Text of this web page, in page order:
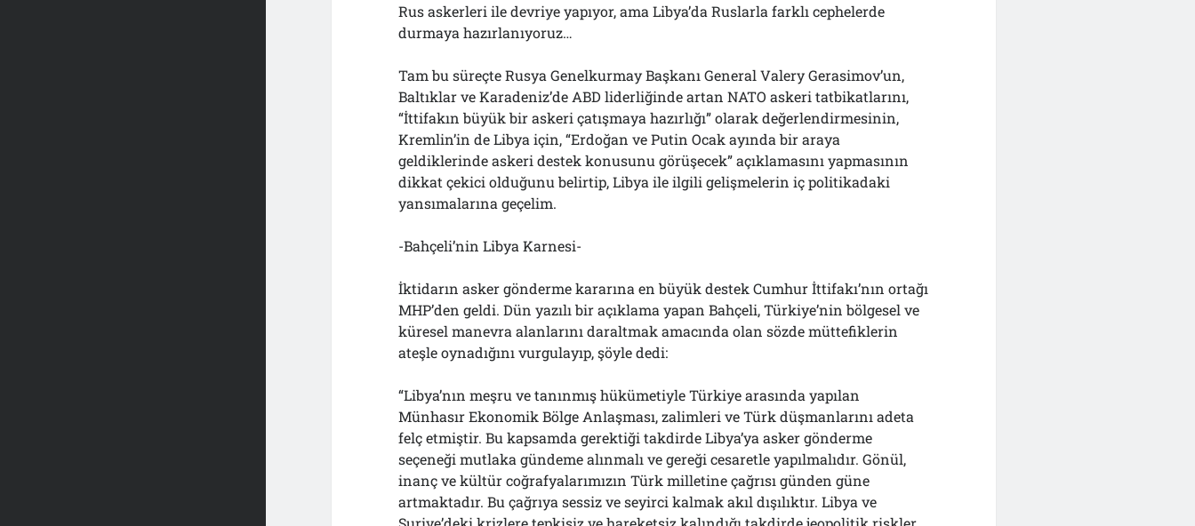
Rus askerleri ile devriye yapıyor, ama Libya’da Ruslarla farklı cephelerde
durmaya hazırlanıyoruz…
Tam bu süreçte Rusya Genelkurmay Başkanı General Valery Gerasimov’un,
Baltıklar ve Karadeniz’de ABD liderliğinde artan NATO askeri tatbikatlarını,
“İttifakın büyük bir askeri çatışmaya hazırlığı” olarak değerlendirmesinin,
Kremlin’in de Libya için, “Erdoğan ve Putin Ocak ayında bir araya
geldiklerinde askeri destek konusunu görüşecek” açıklamasını yapmasının
dikkat çekici olduğunu belirtip, Libya ile ilgili gelişmelerin iç politikadaki
yansımalarına geçelim.
-Bahçeli’nin Libya Karnesi-
İktidarın asker gönderme kararına en büyük destek Cumhur İttifakı’nın ortağı
MHP’den geldi. Dün yazılı bir açıklama yapan Bahçeli, Türkiye’nin bölgesel ve
küresel manevra alanlarını daraltmak amacında olan sözde müttefiklerin
ateşle oynadığını vurgulayıp, şöyle dedi:
“Libya’nın meşru ve tanınmış hükümetiyle Türkiye arasında yapılan
Münhasır Ekonomik Bölge Anlaşması, zalimleri ve Türk düşmanlarını adeta
felç etmiştir. Bu kapsamda gerektiği takdirde Libya’ya asker gönderme
seçeneği mutlaka gündeme alınmalı ve gereği cesaretle yapılmalıdır. Gönül,
inanç ve kültür coğrafyalarımızın Türk milletine çağrısı günden güne
artmaktadır. Bu çağrıya sessiz ve seyirci kalmak akıl dışılıktır. Libya ve